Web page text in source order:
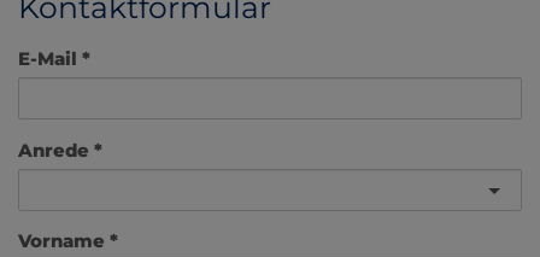
Kontaktformular
E-Mail
Anrede
Vorname